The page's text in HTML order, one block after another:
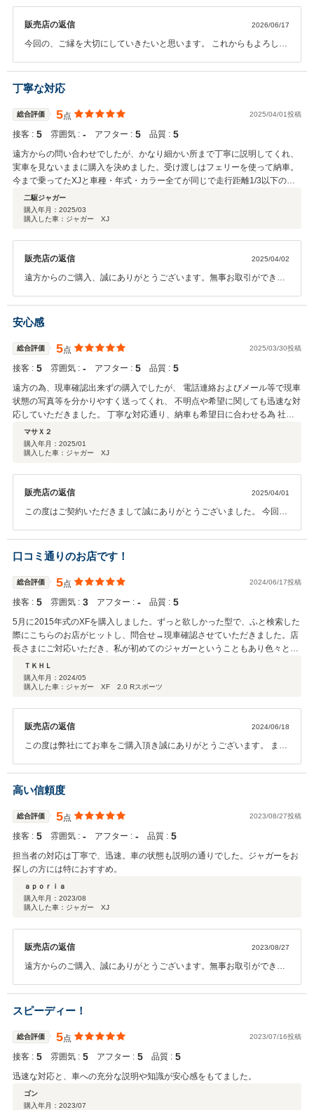
状態だけでなく、細かな部分までしっかりと対応していただけるお店だと感
じました。とても満足のいく買い物ができました。次はFタイプのV8モデル
販売店の返信 2026/06/17
今回の、ご縁を大切にしていきたいと思います。 これからもよろしく
丁寧な対応
総合評価 5点 2025/04/01投稿
接客 : 5 雰囲気 : ‐ アフター : 5 品質 : 5
遠方からの問い合わせでしたが、かなり細かい所まで丁寧に説明してくれ、
実車を見ないままに購入を決めました。受け渡しはフェリーを使って納車。
今まで乗ってたXJと車種・年式・カラー全てが同じで走行距離1/3以下の車
への買い換えでしたが満足です。
二駆ジャガー
購入年月： 2025/03
購入した車：ジャガー XJ
販売店の返信 2025/04/02
遠方からのご購入、誠にありがとうございます。無事お取引ができて
でも御連絡下さいませ。また機会がありましたらぜひよろしくお願い
いたします。
安心感
総合評価 5点 2025/03/30投稿
接客 : 5 雰囲気 : ‐ アフター : 5 品質 : 5
遠方の為、現車確認出来ずの購入でしたが、 電話連絡およびメール等で現車
状態の写真等を分かりやすく送ってくれ、 不明点や希望に関しても迅速な対
応していただきました。 丁寧な対応通り、納車も希望日に合わせる為 社長
自ら運んでくれ、車の状態も非常によく仕上げてもらえ大満足。 またアフタ
ーに関してもすぐ対応してくれるショップやディーラーを紹介していただけ
るので 遠方からの購入でも安心して乗る事が出来ます。 ジャガー専門店と
マサＸ２
購入年月： 2025/01
購入した車：ジャガー XJ
販売店の返信 2025/04/01
この度はご契約いただきまして誠にありがとうございました。 今回は
後とも、どうぞ宜しくお願い致します。
口コミ通りのお店です！
総合評価 5点 2024/06/17投稿
接客 : 5 雰囲気 : 3 アフター : ‐ 品質 : 5
5月に2015年式のXFを購入しました。ずっと欲しかった型で、ふと検索した
際にこちらのお店がヒットし、問合せ→現車確認させていただきました。店
長さまにご対応いただき、私が初めてのジャガーということもあり色々と質
問してしまいましたが、すべてに的確に回答いただきました。これからずっ
と長く乗っていく中で、安心してお任せできると感じています。 ※他の方の
口コミが高い理由がわかりました！ こちらの要望にも迅速にご対応いただ
ＴＫＨＬ
購入年月： 2024/05
購入した車：ジャガー XF 2.0 Rスポーツ
販売店の返信 2024/06/18
この度は弊社にてお車をご購入頂き誠にありがとうございます。 また
ただきます｡今後とも宜しくお願い致します｡
高い信頼度
総合評価 5点 2023/08/27投稿
接客 : 5 雰囲気 : ‐ アフター : ‐ 品質 : 5
担当者の対応は丁寧で、迅速。車の状態も説明の通りでした。ジャガーをお
探しの方には特におすすめ。
ａｐｏｒｉａ
購入年月： 2023/08
購入した車：ジャガー XJ
販売店の返信 2023/08/27
遠方からのご購入、誠にありがとうございます。無事お取引ができて
でも御連絡下さいませ。また機会がありましたらぜひよろしくお願い
いたします。
スピーディー！
総合評価 5点 2023/07/16投稿
接客 : 5 雰囲気 : 5 アフター : 5 品質 : 5
迅速な対応と、車への充分な説明や知識が安心感をもてました。
ゴン
購入年月： 2023/07